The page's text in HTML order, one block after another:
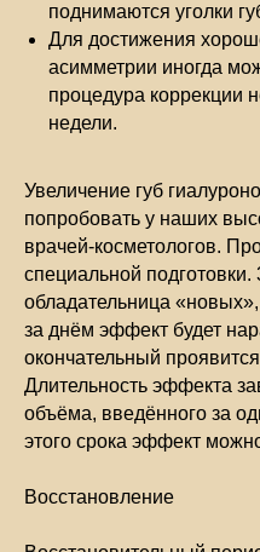
поднимаются уголки
Для достижения
асимметрии иногда
процедура коррекции
недели.
Увеличение губ
попробовать у наших
врачей-косметологов.
специальной
обладательница
за днём эффект будет
окончательный
Длительность эффекта
объёма, введённого за
этого срока эффект
Восстановление